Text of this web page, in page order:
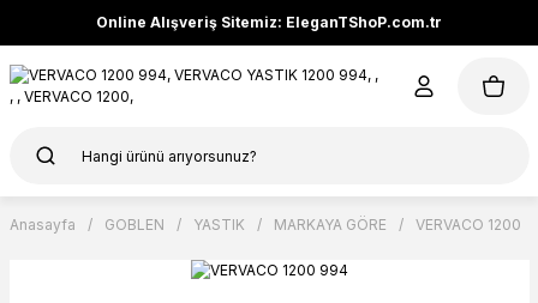
Online Alışveriş Sitemiz: EleganTShoP.com.tr
Anasayfa GOBLEN YASTIK MARKAYA GÖRE VERVACO 1200